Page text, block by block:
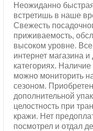
Неожиданно
встретишь в наше
Свежесть
приживаемость,
высоком уровне.
интернет магазина
категориях.
можно мониторить
сезоном.
дополнительной
целостность при
кражи. Нет
посмотрел и отдал